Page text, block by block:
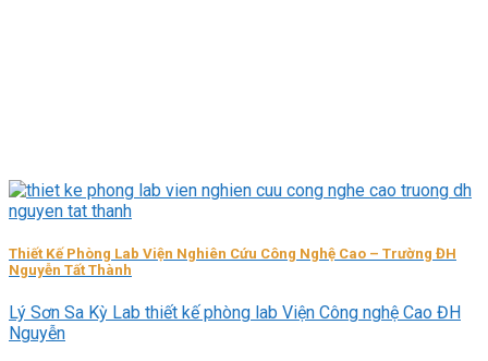
Thiết Kế Phòng Lab Viện Nghiên Cứu Công Nghệ Cao – Trường ĐH
Nguyễn Tất Thành
Lý Sơn Sa Kỳ Lab thiết kế phòng lab Viện Công nghệ Cao ĐH
Nguyễn